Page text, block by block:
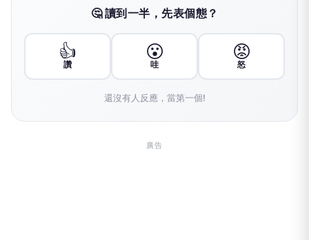
🤔 讀到一半，先表個態？
👍
讚
😮
哇
😡
怒
還沒有人反應，當第一個!
廣告